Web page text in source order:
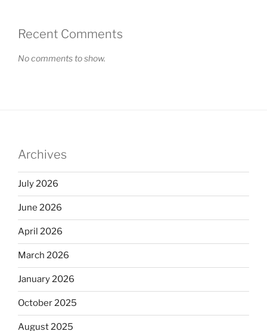
Recent Comments
No comments to show.
Archives
July 2026
June 2026
April 2026
March 2026
January 2026
October 2025
August 2025